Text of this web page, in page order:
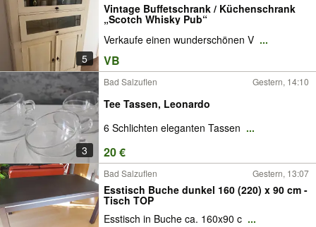
5
Vintage Buffetschrank / Küchenschrank
„Scotch Whisky Pub“
Verkaufe einen wunderschönen V ...
VB
3
Bad Salzuflen Gestern, 14:10
Tee Tassen, Leonardo
6 Schlichten eleganten Tassen ...
20 €
Bad Salzuflen Gestern, 13:07
Esstisch Buche dunkel 160 (220) x 90 cm -
Tisch TOP
Esstisch in Buche ca. 160x90 c ...